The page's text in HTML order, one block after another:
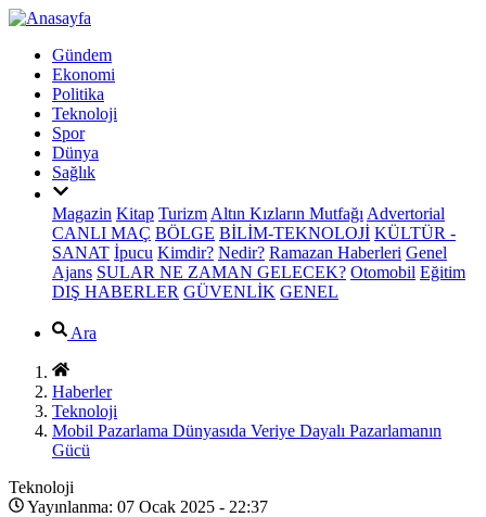
Gündem
Ekonomi
Politika
Teknoloji
Spor
Dünya
Sağlık
Magazin Kitap Turizm Altın Kızların Mutfağı Advertorial
CANLI MAÇ BÖLGE BİLİM-TEKNOLOJİ KÜLTÜR -
SANAT İpucu Kimdir? Nedir? Ramazan Haberleri Genel
Ajans SULAR NE ZAMAN GELECEK? Otomobil Eğitim
DIŞ HABERLER GÜVENLİK GENEL
Ara
Haberler
Teknoloji
Mobil Pazarlama Dünyasıda Veriye Dayalı Pazarlamanın
Gücü
Teknoloji
Yayınlanma: 07 Ocak 2025 - 22:37